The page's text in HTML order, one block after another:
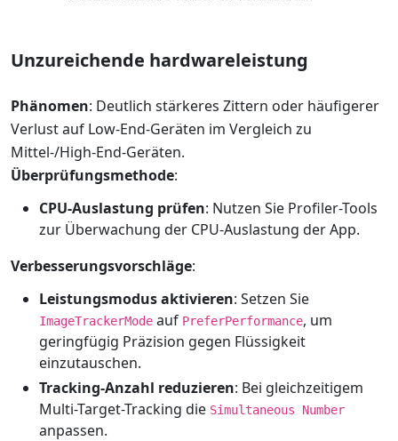
Unzureichende hardwareleistung
Phänomen: Deutlich stärkeres Zittern oder häufigerer
Verlust auf Low-End-Geräten im Vergleich zu
Mittel-/High-End-Geräten.
Überprüfungsmethode:
CPU-Auslastung prüfen: Nutzen Sie Profiler-Tools
zur Überwachung der CPU-Auslastung der App.
Verbesserungsvorschläge:
Leistungsmodus aktivieren: Setzen Sie
ImageTrackerMode auf PreferPerformance, um
geringfügig Präzision gegen Flüssigkeit
einzutauschen.
Tracking-Anzahl reduzieren: Bei gleichzeitigem
Multi-Target-Tracking die Simultaneous Number
anpassen.